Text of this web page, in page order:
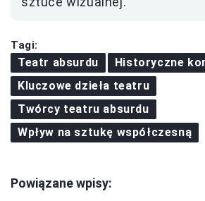
Tagi:
Teatr absurdu
Historyczne
Kluczowe dzieła teatru
Twórcy teatru absurdu
Wpływ na sztukę współczesną
Powiązane wpisy: